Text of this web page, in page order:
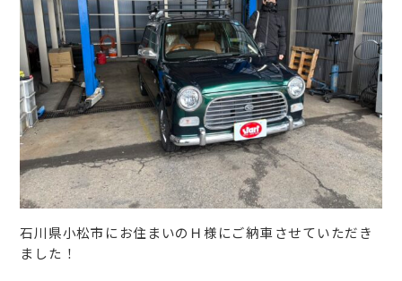
石川県小松市にお住まいのＨ様にご納車させていただき
ました！